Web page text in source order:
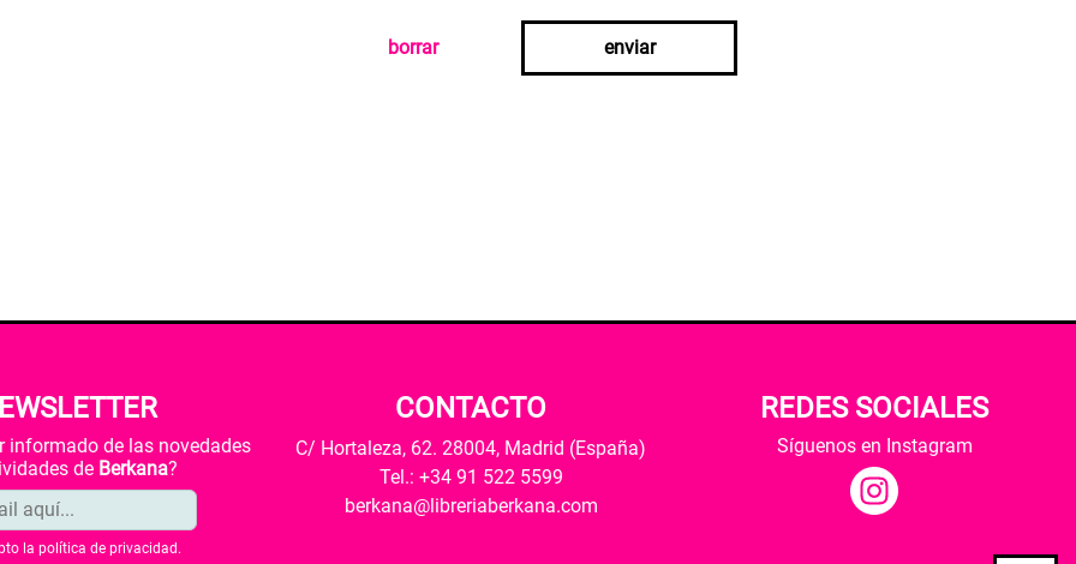
borrar enviar
informado de las novedades
de Berkana?
la política de privacidad .
CONTACTO
C/ Hortaleza, 62. 28004, Madrid (España)
Tel.: +34 91 522 5599
berkana@libreriaberkana.com
REDES SOCIALES
Síguenos en Instagram